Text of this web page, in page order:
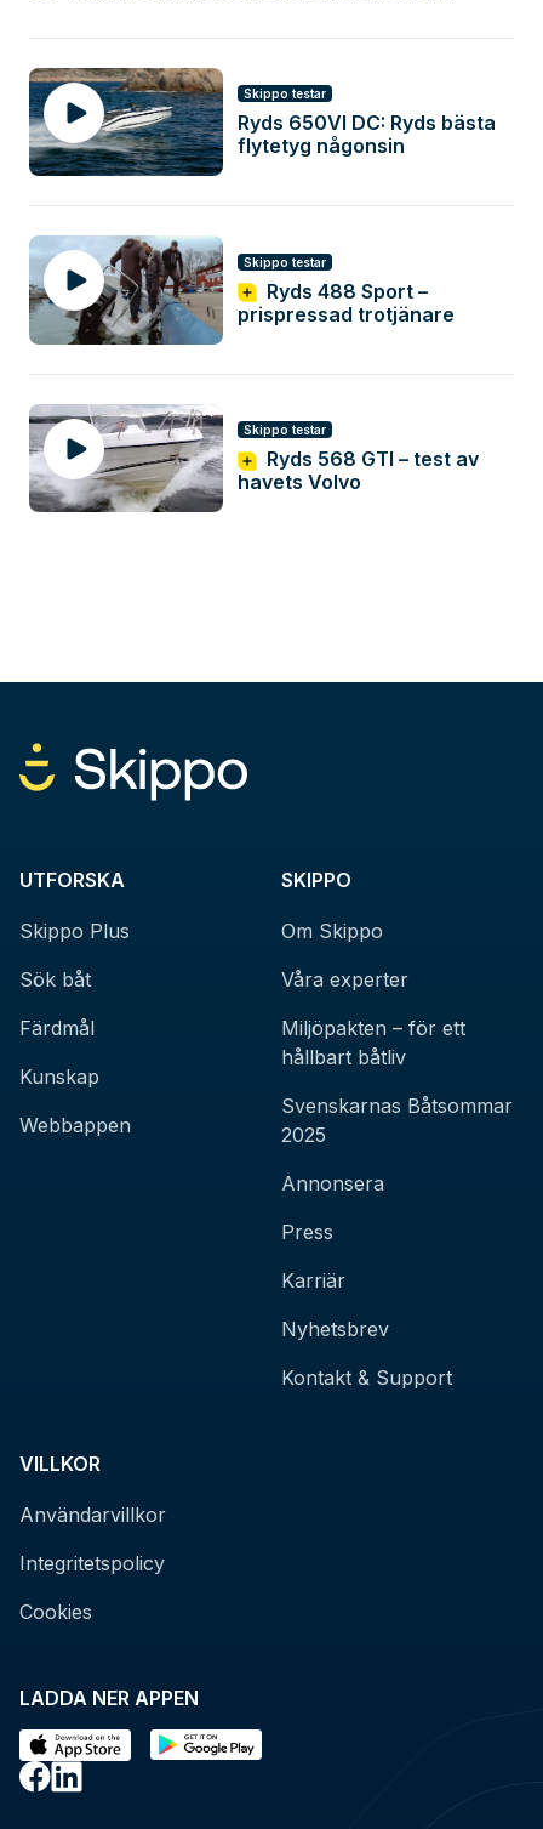
Skippo testar
Ryds 650VI DC: Ryds bästa
flytetyg någonsin
Skippo testar
Ryds 488 Sport –
prispressad trotjänare
Skippo testar
Ryds 568 GTI – test av
havets Volvo
LADDA NER APPEN
UTFORSKA
Skippo Plus
Sök båt
Färdmål
Kunskap
Webbappen
SKIPPO
Om Skippo
Våra experter
Miljöpakten – för ett
hållbart båtliv
Svenskarnas Båtsommar
2025
Annonsera
Press
Karriär
Nyhetsbrev
Kontakt & Support
VILLKOR
Användarvillkor
Integritetspolicy
Cookies